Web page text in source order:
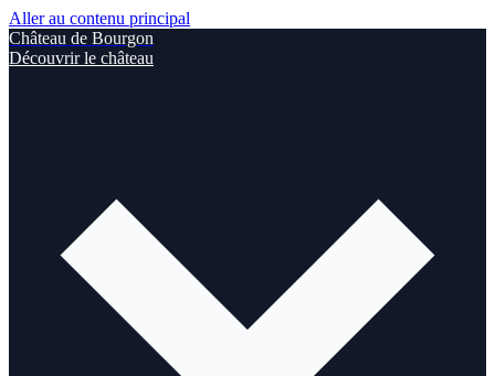
Aller au contenu principal
Château de Bourgon
Découvrir le château